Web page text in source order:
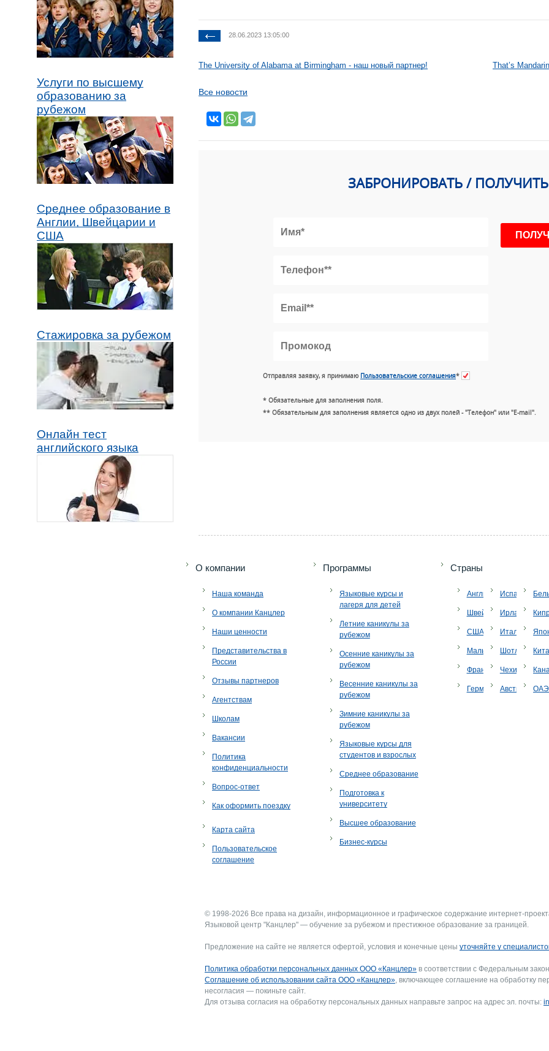
Услуги по высшему
образованию за
рубежом
Среднее образование в
Англии, Швейцарии и
США
Стажировка за рубежом
Онлайн тест
английского языка
28.06.2023 13:05:00
The University of Alabama at Birmingham - наш новый партнер! That’s
Все новости
ЗАБРОНИРОВАТЬ /
Отправляя заявку, я принимаю Пользовательские соглашения*
* Обязательные для заполнения поля.
** Обязательным для заполнения является одно из двух полей - "Телефон" или "E-mail".
O компании
Наша команда
О компании Канцлер
Наши ценности
Представительства в
России
Отзывы партнеров
Агентствам
Школам
Вакансии
Политика
конфиденциальности
Вопрос-ответ
Как оформить поездку
Карта сайта
Пользовательское
соглашение
Программы
Языковые курсы и
лагеря для детей
Летние каникулы за
рубежом
Осенние каникулы за
рубежом
Весенние каникулы за
рубежом
Зимние каникулы за
рубежом
Языковые курсы для
студентов и взрослых
Среднее образование
Подготовка к
университету
Высшее образование
Бизнес-курсы
Страны
Англия
Швейцария
США
Мальта
Франция
Германия
Испания
Ирландия
Италия
Шотландия
Чехия
Австрия
Кипр
ОАЭ
© 1998-2026 Все права на дизайн, информационное и графическое содержание интернет-
Языковой центр "Канцлер" — обучение за рубежом и престижное образование за границей.
Предложение на сайте не является офертой, условия и конечные цены уточняйте у
Политика обработки персональных данных ООО «Канцлер» в соответствии с Федеральным
Соглашение об использовании сайта ООО «Канцлер», включающее соглашение на обработку
несогласия — покиньте сайт.
Для отзыва согласия на обработку персональных данных направьте запрос на адрес эл. почты: